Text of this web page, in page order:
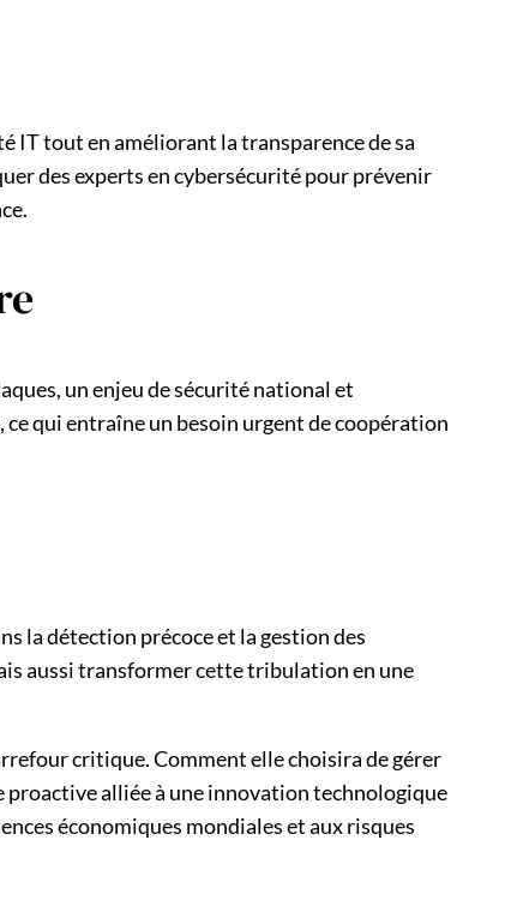
IT tout en améliorant la transparence de sa
des experts en cybersécurité pour prévenir
un enjeu de sécurité national et
qui entraîne un besoin urgent de coopération
la détection précoce et la gestion des
aussi transformer cette tribulation en une
critique. Comment elle choisira de gérer
proactive alliée à une innovation technologique
économiques mondiales et aux risques